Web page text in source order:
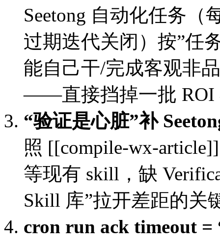
Seetong 自动化任务（
过期迭代关闭）按”任
能自己干/完成客观非
——直接挡掉一批 ROI
“验证是心脏”补
照 [[compile-wx-
等现有 skill，缺
Skill 库”拉开差距的关
cron run ack timeout =